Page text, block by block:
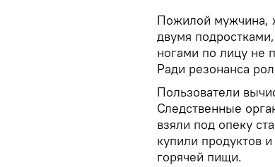
Пожилой мужчина,
двумя
ногами по лицу не
Ради резонанса
Пользователи
Следственные
взяли под опеку
купили продуктов
горячей пищи.